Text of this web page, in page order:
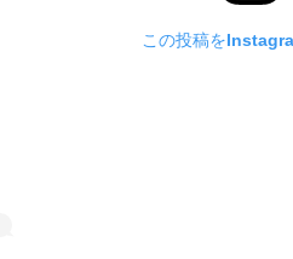
この投稿を